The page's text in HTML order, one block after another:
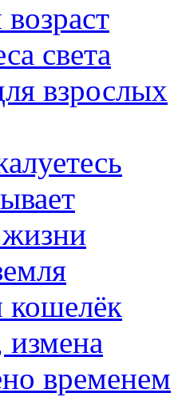
света
взрослых
временем